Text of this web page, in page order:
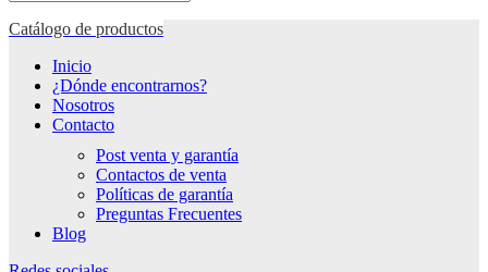
Catálogo de productos
Inicio
¿Dónde encontrarnos?
Nosotros
Contacto
Post venta y garantía
Contactos de venta
Políticas de garantía
Preguntas Frecuentes
Blog